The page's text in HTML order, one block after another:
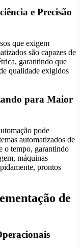
e Precisão
que exigem
são capazes de
garantindo que
qualidade exigidos
para Maior
pode
automatizados de
o tempo, garantindo
máquinas
prontos
de